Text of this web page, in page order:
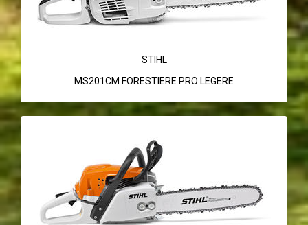
STIHL
MS201CM FORESTIERE PRO LEGERE